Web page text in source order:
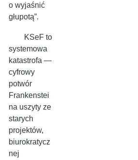
o wyjaśnić
głupotą”.
KSeF to
systemowa
katastrofa —
cyfrowy
potwór
Frankenstei
na uszyty ze
starych
projektów,
biurokratycz
nej